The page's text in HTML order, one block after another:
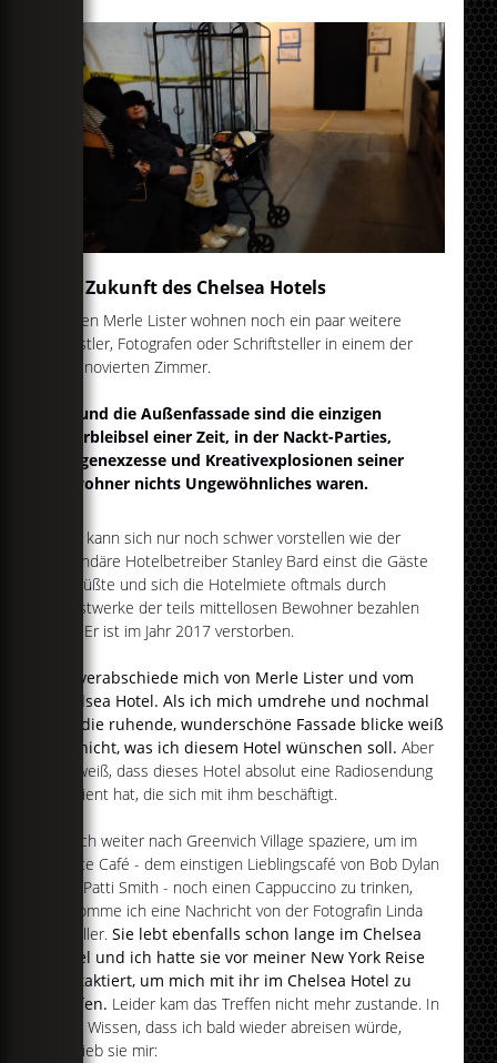
Die Zukunft des Chelsea Hotels
Neben Merle Lister wohnen noch ein paar weitere
Künstler, Fotografen oder Schriftsteller in einem der
unrenovierten Zimmer.
Sie und die Außenfassade sind die einzigen
Überbleibsel einer Zeit, in der Nackt-Parties,
Drogenexzesse und Kreativexplosionen seiner
Bewohner nichts Ungewöhnliches waren.
Man kann sich nur noch schwer vorstellen wie der
legendäre Hotelbetreiber Stanley Bard einst die Gäste
begrüßte und sich die Hotelmiete oftmals durch
Kunstwerke der teils mittellosen Bewohner bezahlen
ließ. Er ist im Jahr 2017 verstorben.
Ich verabschiede mich von Merle Lister und vom
Chelsea Hotel. Als ich mich umdrehe und nochmal
auf die ruhende, wunderschöne Fassade blicke weiß
ich nicht, was ich diesem Hotel wünschen soll. Aber
ich weiß, dass dieses Hotel absolut eine Radiosendung
verdient hat, die sich mit ihm beschäftigt.
Als ich weiter nach Greenvich Village spaziere, um im
Dante Café - dem einstigen Lieblingscafé von Bob Dylan
und Patti Smith - noch einen Cappuccino zu trinken,
bekomme ich eine Nachricht von der Fotografin Linda
Troeller.Sie lebt ebenfalls schon lange im Chelsea
Hotel und ich hatte sie vor meiner New York Reise
kontaktiert, um mich mit ihr im Chelsea Hotel zu
treffen. Leider kam das Treffen nicht mehr zustande. In
dem Wissen, dass ich bald wieder abreisen würde,
schrieb sie mir: